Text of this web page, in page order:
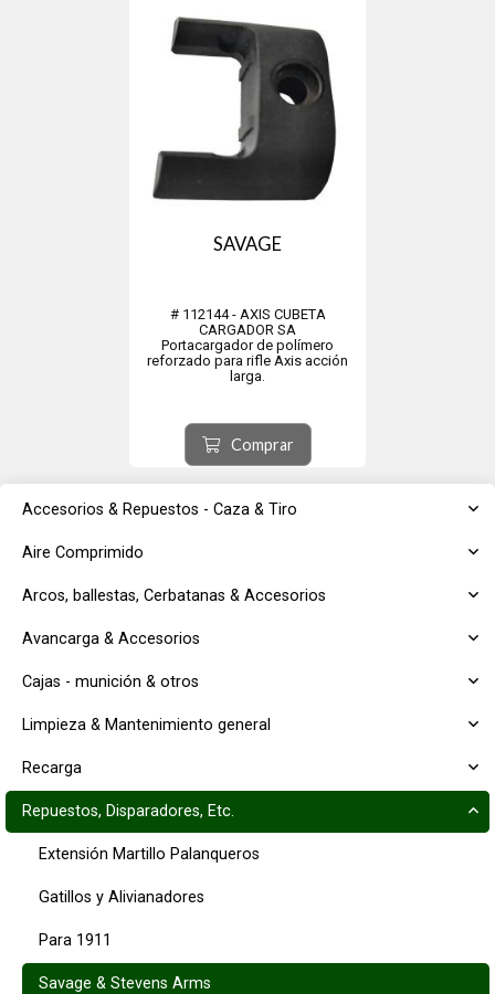
Accesorios & Repuestos - Caza & Tiro
Aire Comprimido
Arcos, ballestas, Cerbatanas & Accesorios
Avancarga & Accesorios
Cajas - munición & otros
Limpieza & Mantenimiento general
Recarga
Repuestos, Disparadores, Etc.
Extensión Martillo Palanqueros
Gatillos y Alivianadores
Para 1911
Savage & Stevens Arms
SAVAGE
# 112144 - AXIS CUBETA
CARGADOR SA
Portacargador de polímero
reforzado para rifle Axis acción
larga.
Comprar